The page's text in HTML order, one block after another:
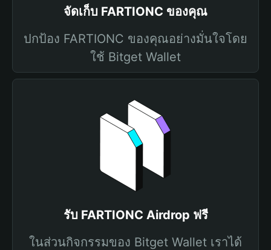
จัดเก็บ FARTIONC ของคุณ
ปกป้อง FARTIONC ของคุณอย่างมั่นใจโดย
ใช้ Bitget Wallet
รับ FARTIONC Airdrop ฟรี
ในส่วนกิจกรรมของ Bitget Wallet เราได้